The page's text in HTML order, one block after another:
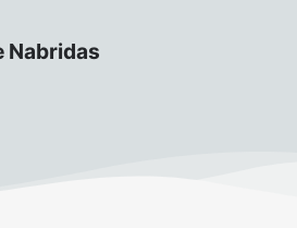
Nabridas